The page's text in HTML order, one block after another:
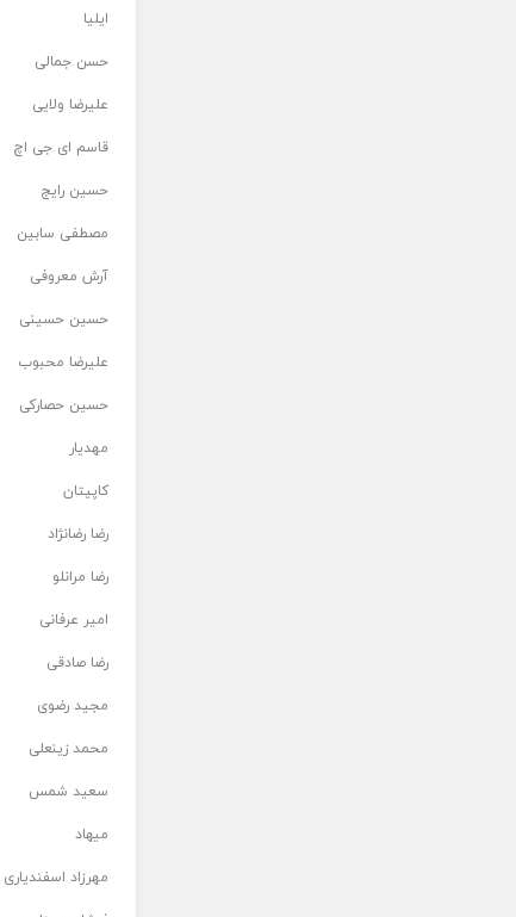
ایلیا
حسن جمالی
علیرضا ولایی
قاسم ای جی اچ
حسین رایج
مصطفی سابین
آرش معروفی
حسین حسینی
علیرضا محبوب
حسین حصارکی
مهدیار
کاپیتان
رضا رضانژاد
رضا مرانلو
امیر عرفانی
رضا صادقی
مجید رضوی
محمد زینعلی
سعید شمس
میهاد
مهرزاد اسفندیاری